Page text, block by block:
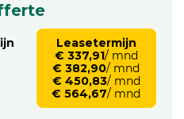
Leasetermijn
€ 337,91/ mnd
€ 382,90/ mnd
€ 450,83/ mnd
€ 564,67/ mnd